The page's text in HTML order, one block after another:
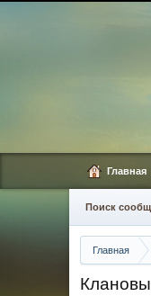
Главная
Главная
Поиск